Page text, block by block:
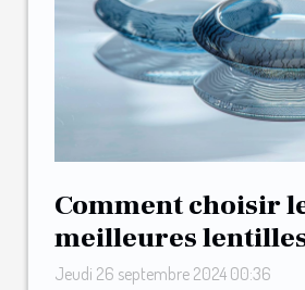
Comment choisir
meilleures
contact pour vos
Jeudi 26 septembre 2024 00:36